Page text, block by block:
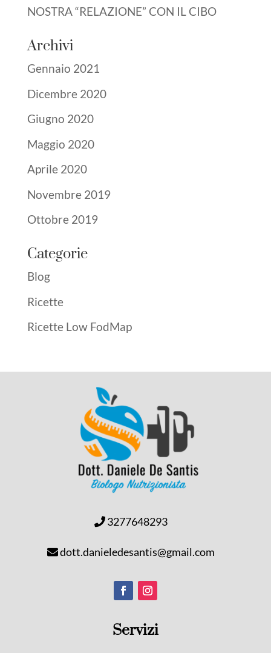
NOSTRA “RELAZIONE” CON IL CIBO
Archivi
Gennaio 2021
Dicembre 2020
Giugno 2020
Maggio 2020
Aprile 2020
Novembre 2019
Ottobre 2019
Categorie
Blog
Ricette
Ricette Low FodMap
3277648293
dott.danieledesantis@gmail.com
Servizi